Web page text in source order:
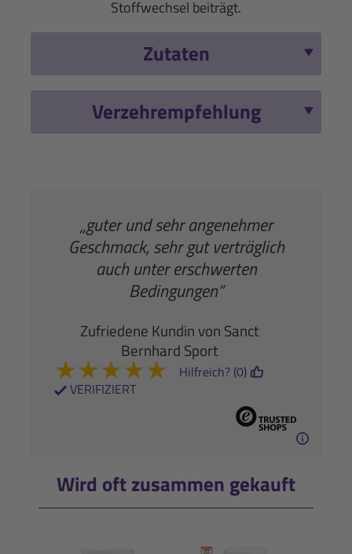
Stoffwechsel beiträgt.
Zutaten
Verzehrempfehlung
„guter und sehr angenehmer
Geschmack, sehr gut verträglich
auch unter erschwerten
Bedingungen”
Zufriedene Kundin von Sanct
Bernhard Sport
★★★★★
VERIFIZIERT
Hilfreich? (0)
Wird oft zusammen gekauft